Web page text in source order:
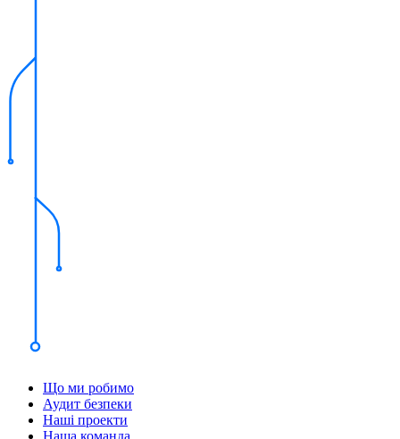
Що ми робимо
Аудит безпеки
Наші проекти
Наша команда